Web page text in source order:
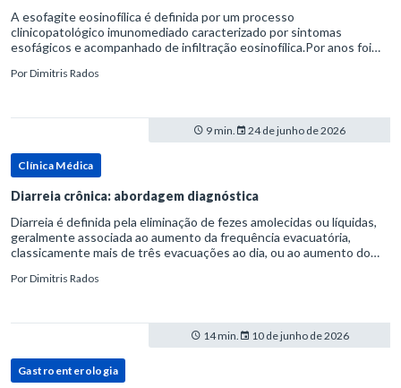
A esofagite eosinofílica é definida por um processo
clinicopatológico imunomediado caracterizado por sintomas
esofágicos e acompanhado de infiltração eosinofílica.Por anos foi
refluxo gastr
PorDimitris Rados
9 min. 24 de junho de 2026
Clínica Médica
Diarreia crônica: abordagem diagnóstica
Diarreia é definida pela eliminação de fezes amolecidas ou líquidas,
geralmente associada ao aumento da frequência evacuatória,
classicamente mais de três evacuações ao dia, ou ao aumento do
PorDimitris Rados
14 min. 10 de junho de 2026
Gastroenterologia